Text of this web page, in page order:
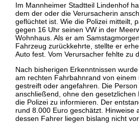
Im Mannheimer Stadtteil Lindenhof
dem der oder die Verursacherin
geflüchtet ist. Wie die Polizei mitteilt,
gegen 16 Uhr seinen VW in der
Wohnhaus. Als er am
Fahrzeug zurückkehrte, stellte er
Auto fest. Vom Verursacher fehlte zu
Nach bisherigen Erkenntnissen
am rechten Fahrbahnrand von
gestreift oder angefahren. Die
anschließend, ohne den
die Polizei zu informieren. Der
rund 8.000 Euro geschätzt. Hinweise
dessen Fahrer liegen bislang nicht vor.